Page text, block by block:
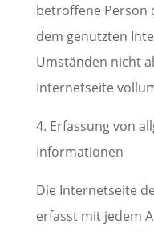
betroffene Person
dem genutzten
Umständen nicht
Internetseite
4. Erfassung von
Informationen
Die Internetseite
erfasst mit jedem